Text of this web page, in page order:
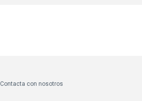
Contacta con nosotros